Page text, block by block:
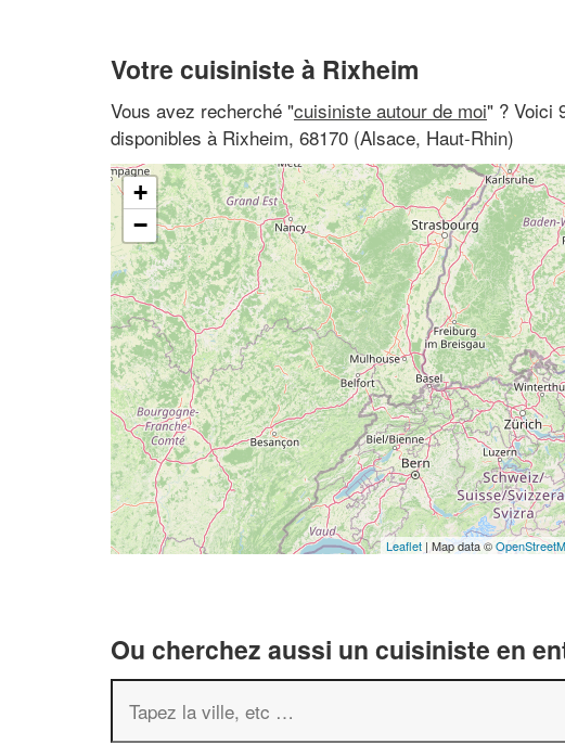
Votre cuisiniste à Rixheim
Vous avez recherché "cuisiniste autour de moi" ? Voici
disponibles à Rixheim, 68170 (Alsace, Haut-Rhin)
+
−
Leaflet | Map data ©
Ou cherchez aussi un cuisiniste en